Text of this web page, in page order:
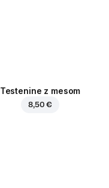
Testenine z mesom
8,50 €